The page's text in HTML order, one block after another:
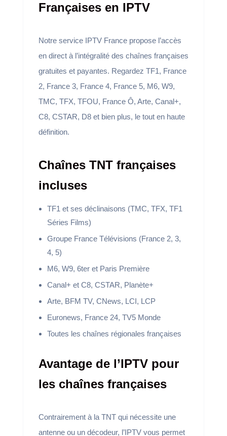
Françaises en IPTV
Notre service IPTV France propose l’accès
en direct à l’intégralité des chaînes françaises
gratuites et payantes. Regardez TF1, France
2, France 3, France 4, France 5, M6, W9,
TMC, TFX, TFOU, France Ô, Arte, Canal+,
C8, CSTAR, D8 et bien plus, le tout en haute
définition.
Chaînes TNT françaises
incluses
TF1 et ses déclinaisons (TMC, TFX, TF1
Séries Films)
Groupe France Télévisions (France 2, 3,
4, 5)
M6, W9, 6ter et Paris Première
Canal+ et C8, CSTAR, Planète+
Arte, BFM TV, CNews, LCI, LCP
Euronews, France 24, TV5 Monde
Toutes les chaînes régionales françaises
Avantage de l’IPTV pour
les chaînes françaises
Contrairement à la TNT qui nécessite une
antenne ou un décodeur, l’IPTV vous permet